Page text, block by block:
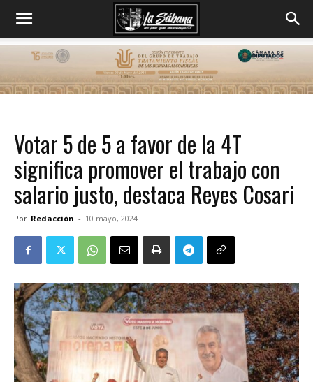
Votar 5 de 5 a favor de la 4T
significa promover el trabajo con
salario justo, destaca Reyes Cosari
Por Redacción - 10 mayo, 2024